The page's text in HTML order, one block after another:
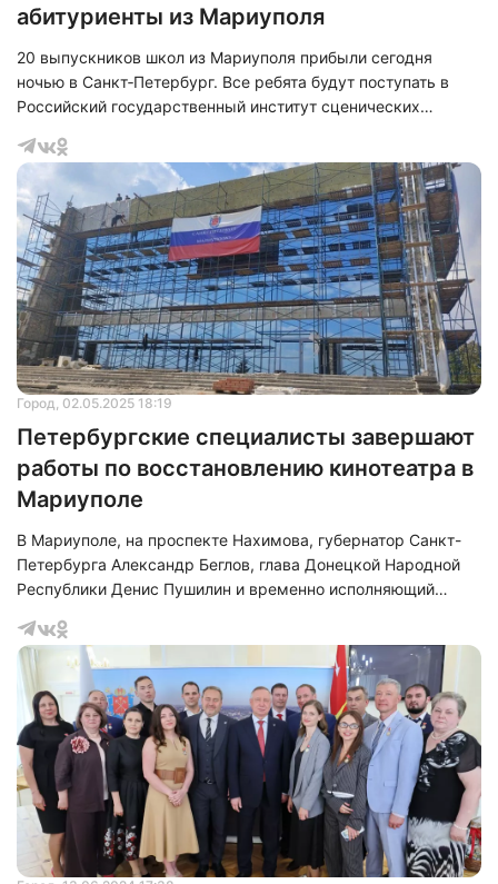
абитуриенты из Мариуполя
20 выпускников школ из Мариуполя прибыли сегодня
ночью в Санкт‑Петербург. Все ребята будут поступать в
Российский государственный институт сценических
отбор дистанционно. А уже в ближайшие дни им предстоит
попробовать свои силы на вступительных испытаниях.
Город, 02.05.2025 18:19
Петербургские специалисты завершают
работы по восстановлению кинотеатра в
Мариуполе
В Мариуполе, на проспекте Нахимова, губернатор Санкт-
Петербурга Александр Беглов, глава Донецкой Народной
Республики Денис Пушилин и временно исполняющий
инспектировали кинотеатр, находящийся на завершающей
стадии реконструкции, осуществляемой специалистами из
Санкт-Петербурга. Александр Беглов подчеркнул, что
данная инициатива служит показательным примером
помощи Санкт-Петербурга в восстановлении не только
отдельных строений, но и культурных центров Мариу